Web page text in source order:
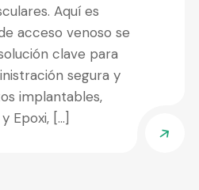
Aquí es
acceso venoso se
clave para
segura y
implantables,
Epoxi, […]